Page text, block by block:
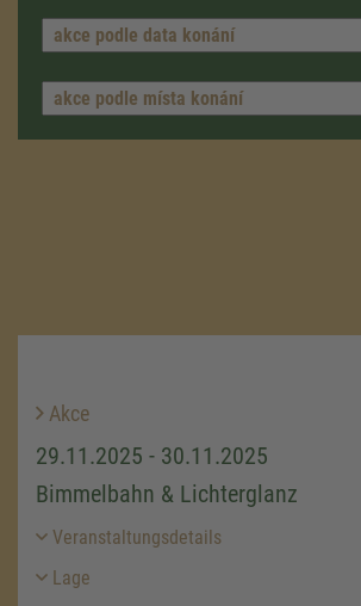
Akce
29.11.2025 - 30.11.2025
Bimmelbahn & Lichterglanz
Veranstaltungsdetails
Lage